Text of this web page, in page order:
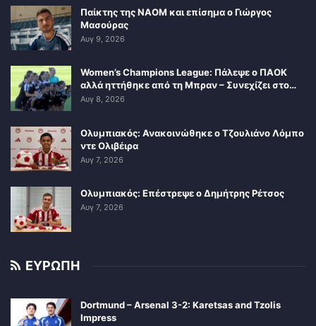
Παίκτης της ΝΑΟΜ και επίσημα ο Γιώργος
Μασούρας
Αυγ 9, 2026
Women’s Champions League: Πάλεψε ο ΠΑΟΚ
αλλά ηττήθηκε από τη Μπραν – Συνεχίζει στο…
Αυγ 8, 2026
Ολυμπιακός: Ανακοινώθηκε ο Τζουλιάνο Λόμπο
ντε Ολιβέιρα
Αυγ 7, 2026
Ολυμπιακός: Επέστρεψε ο Δημήτρης Ρέτσος
Αυγ 7, 2026
ΕΥΡΩΠΗ
Dortmund – Arsenal 3-2: Karetsas and Tzolis
Impress